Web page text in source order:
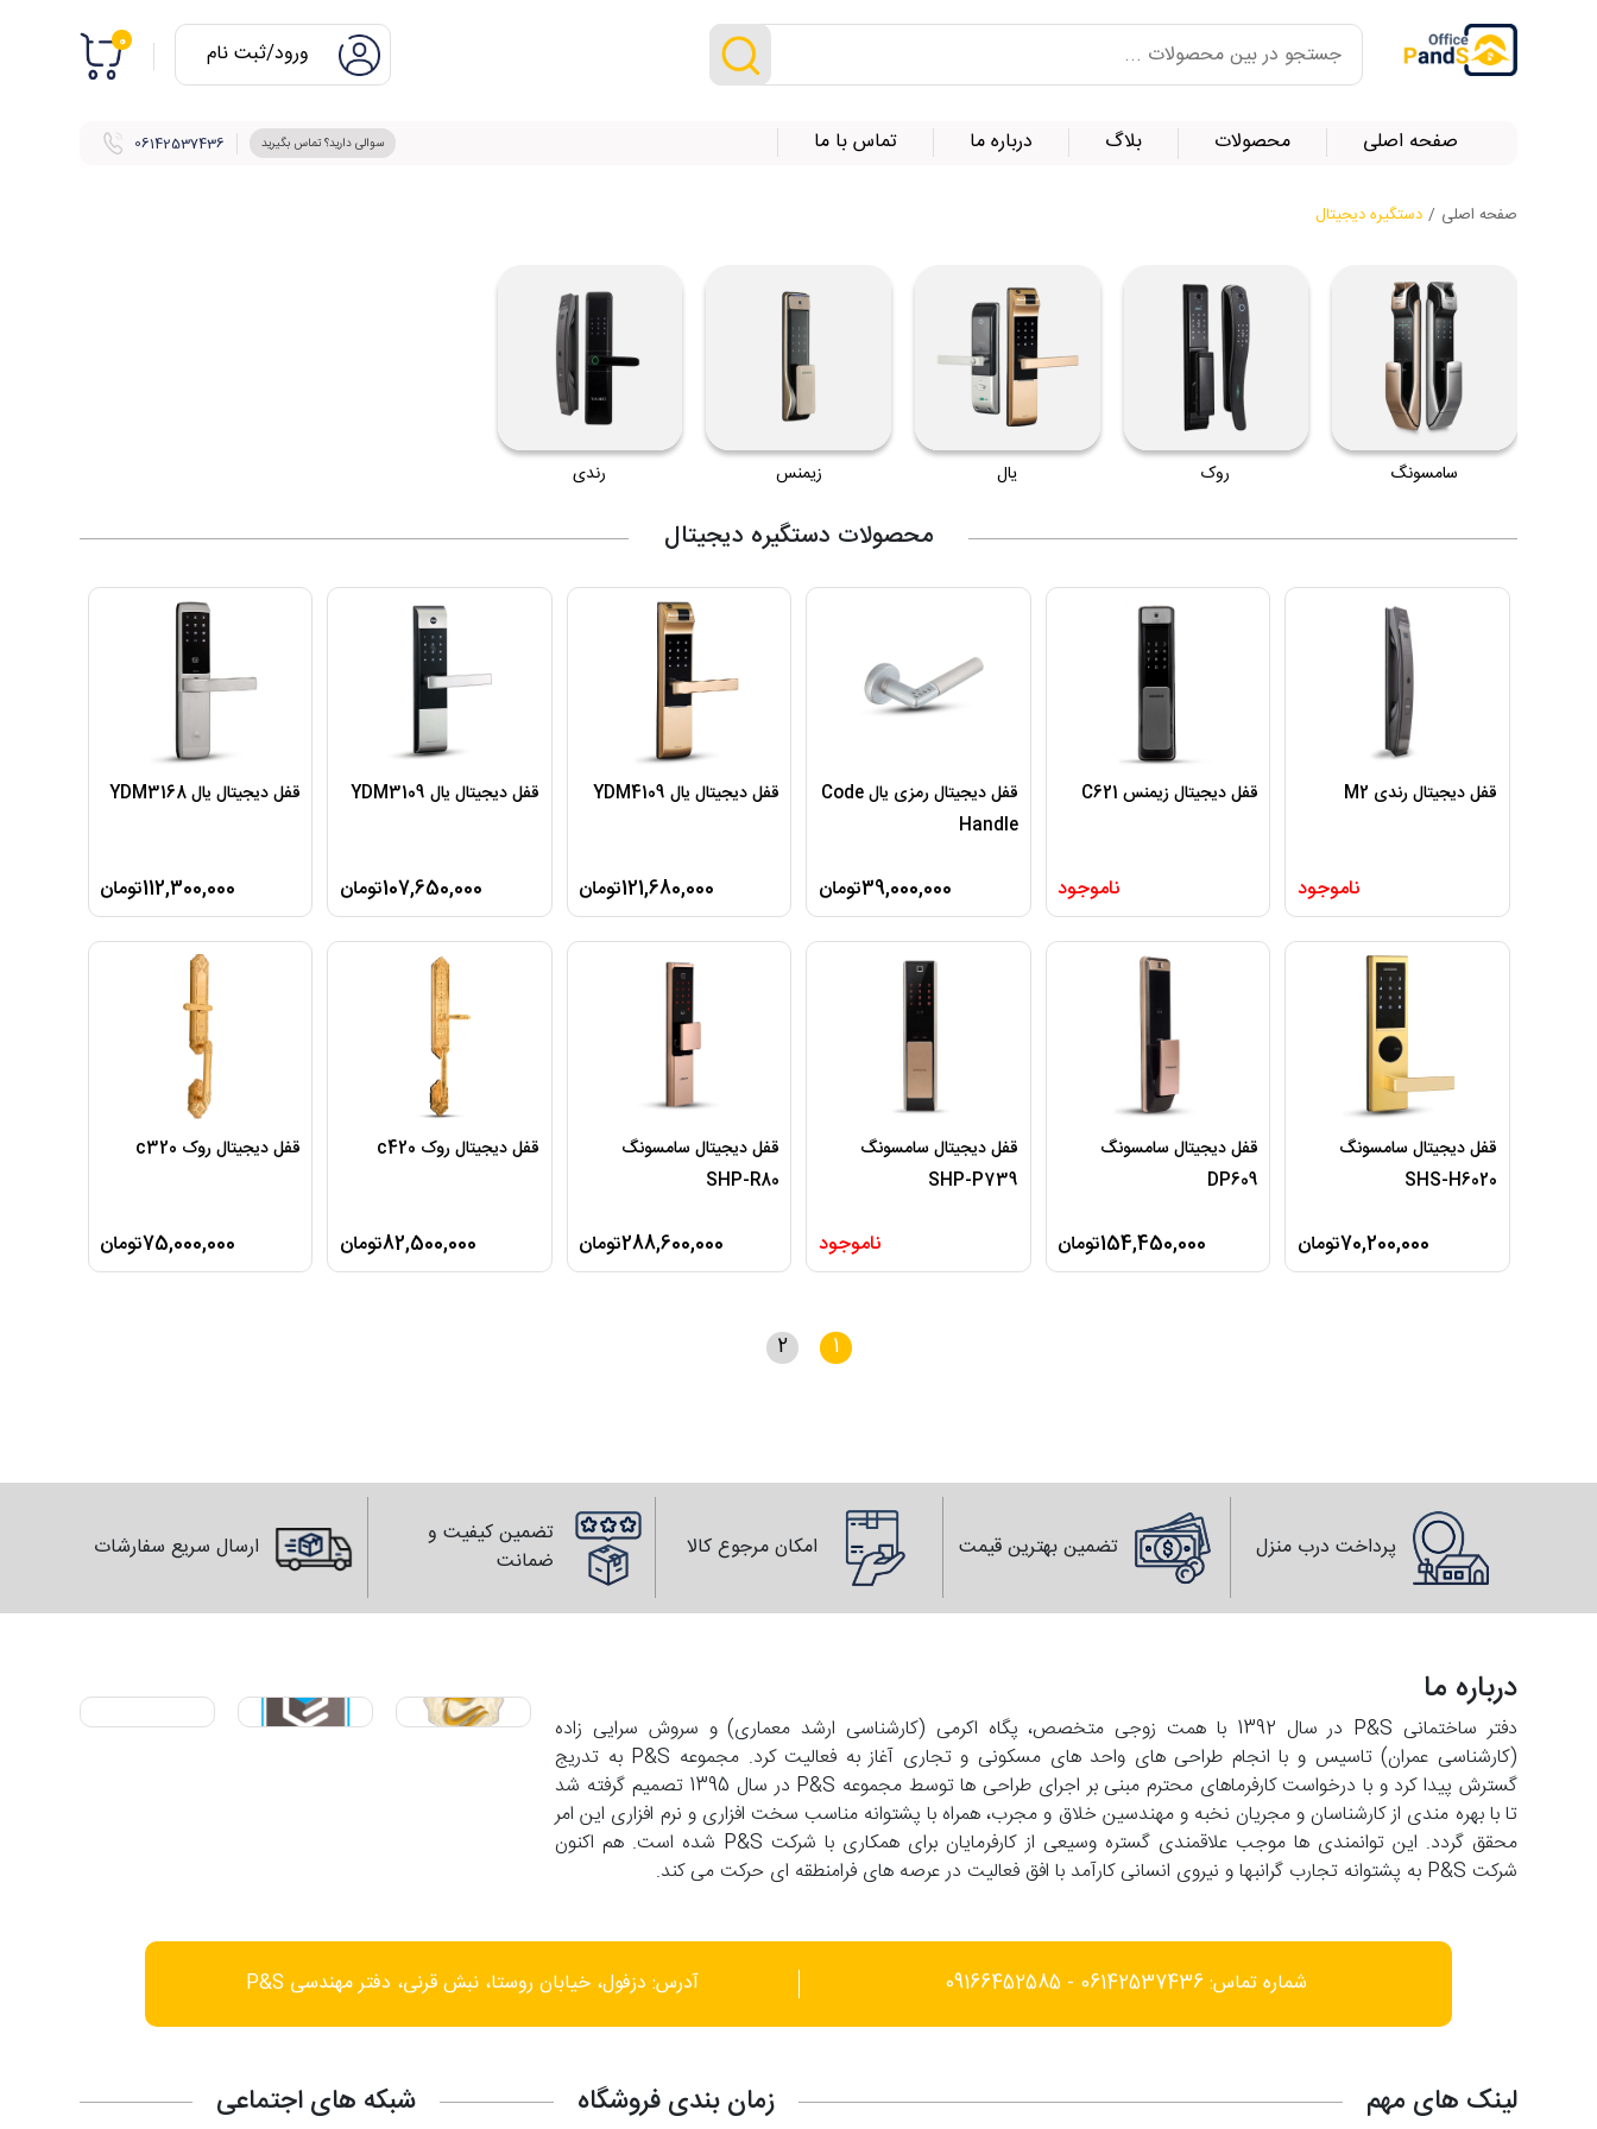
0 ورود/ثبت نام
صفحه اصلی محصولات بلاگ درباره ما تماس با ما 06142537436 سوالی دارید؟ تماس بگیرید
صفحه اصلی / دستگیره دیجیتال
سامسونگ روک یال زیمنس رندی
محصولات دستگیره دیجیتال
قفل دیجیتال رندی M2
ناموجود
قفل دیجیتال زیمنس C621
ناموجود
قفل دیجیتال رمزی یال Code
Handle
39,000,000تومان
قفل دیجیتال یال YDM4109
121,680,000تومان
قفل دیجیتال یال YDM3109
107,650,000تومان
قفل دیجیتال یال YDM3168
112,300,000تومان
قفل دیجیتال سامسونگ
SHS-H6020
70,200,000تومان
قفل دیجیتال سامسونگ
DP609
154,450,000تومان
قفل دیجیتال سامسونگ
SHP-P739
ناموجود
قفل دیجیتال سامسونگ
SHP-R80
288,600,000تومان
قفل دیجیتال روک c420
82,500,000تومان
قفل دیجیتال روک c320
75,000,000تومان
1
2
پرداخت درب منزل تضمین بهترین قیمت امکان مرجوع کالا
تضمین کیفیت و
ضمانت
ارسال سریع سفارشات
درباره ما
دفتر ساختمانی P&S در سال 1392 با همت زوجی متخصص، پگاه اکرمی (کارشناسی ارشد معماری) و سروش سرایی زاده
(کارشناسی عمران) تاسیس و با انجام طراحی های واحد های مسکونی و تجاری آغاز به فعالیت کرد. مجموعه P&S به تدریج
گسترش پیدا کرد و با درخواست کارفرماهای محترم مبنی بر اجرای طراحی ها توسط مجموعه P&S در سال 1395 تصمیم گرفته شد
تا با بهره مندی از کارشناسان و مجریان نخبه و مهندسین خلاق و مجرب، همراه با پشتوانه مناسب سخت افزاری و نرم افزاری این امر
محقق گردد. این توانمندی ها موجب علاقمندی گستره وسیعی از کارفرمایان برای همکاری با شرکت P&S شده است. هم اکنون
شرکت P&S به پشتوانه تجارب گرانبها و نیروی انسانی کارآمد با افق فعالیت در عرصه های فرامنطقه ای حرکت می کند.
شماره تماس: 06142537436 - 09166452585 آدرس: دزفول، خیابان روستا، نبش قرنی، دفتر مهندسی P&S
لینک های مهم زمان بندی فروشگاه شبکه های اجتماعی